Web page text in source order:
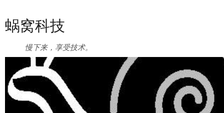
蜗窝科技
慢下来，享受技术。